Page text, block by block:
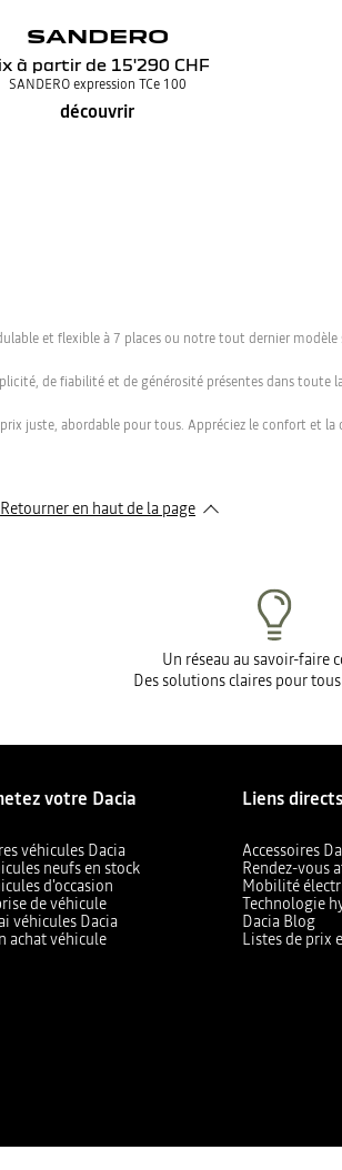
SANDERO
à partir de 15'290 CHF
SANDERO expression TCe 100
découvrir
et flexible à 7 places ou notre tout dernier
de fiabilité et de générosité présentes dans toute
juste, abordable pour tous. Appréciez le confort et
Retourner en haut de la page
Un réseau au savoir-faire
Des solutions claires pour
votre Dacia
véhicules Dacia
neufs en stock
d'occasion
de véhicule
véhicules Dacia
achat véhicule
Liens directs
Accessoires
Rendez-vous
Mobilité
Technologie
Dacia Blog
Listes de prix